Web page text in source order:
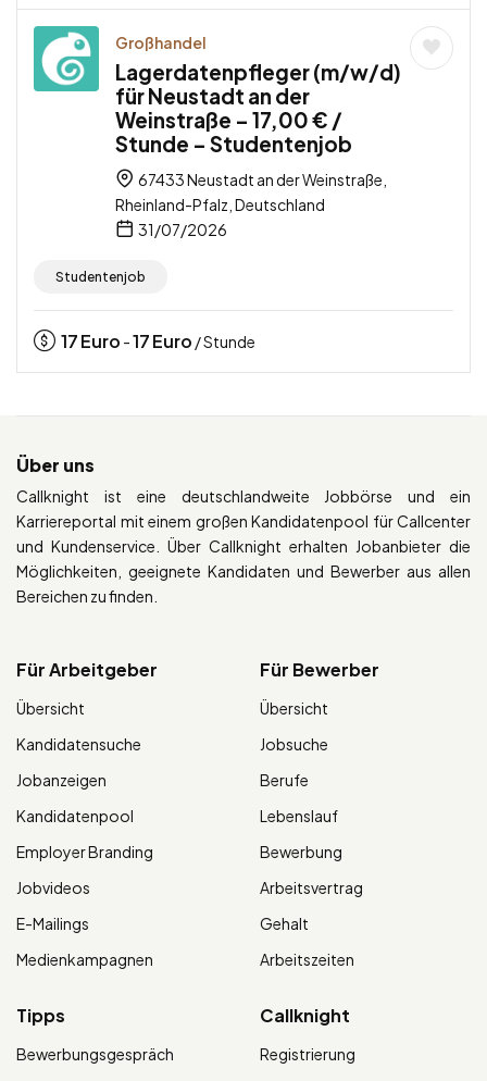
Großhandel
Lagerdatenpfleger (m/w/d)
für Neustadt an der
Weinstraße – 17,00 € /
Stunde – Studentenjob
67433 Neustadt an der Weinstraße,
Rheinland-Pfalz, Deutschland
31/07/2026
Studentenjob
17Euro -17Euro / Stunde
Über uns
Callknight ist eine deutschlandweite Jobbörse und ein
Karriereportal mit einem großen Kandidatenpool für Callcenter
und Kundenservice. Über Callknight erhalten Jobanbieter die
Möglichkeiten, geeignete Kandidaten und Bewerber aus allen
Bereichen zu finden.
Für Arbeitgeber
Übersicht
Kandidatensuche
Jobanzeigen
Kandidatenpool
Employer Branding
Jobvideos
E-Mailings
Medienkampagnen
Für Bewerber
Übersicht
Jobsuche
Berufe
Lebenslauf
Bewerbung
Arbeitsvertrag
Gehalt
Arbeitszeiten
Tipps
Bewerbungsgespräch
Callknight
Registrierung